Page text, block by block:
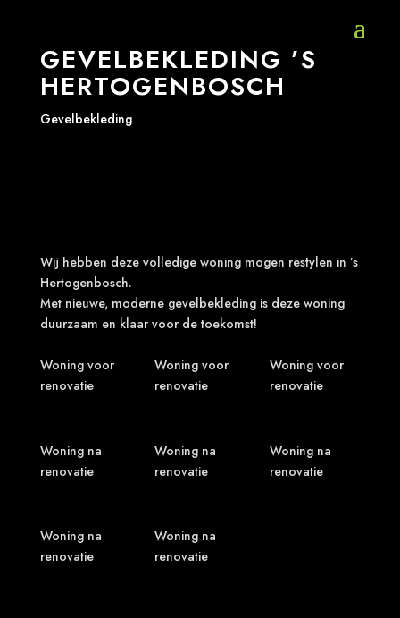
GEVELBEKLEDING ’S
HERTOGENBOSCH
Gevelbekleding
Wij hebben deze volledige woning mogen restylen in ’s
Hertogenbosch.
Met nieuwe, moderne gevelbekleding is deze woning
duurzaam en klaar voor de toekomst!
Woning voor
renovatie
Woning voor
renovatie
Woning voor
renovatie
Woning na
renovatie
Woning na
renovatie
Woning na
renovatie
Woning na
renovatie
Woning na
renovatie